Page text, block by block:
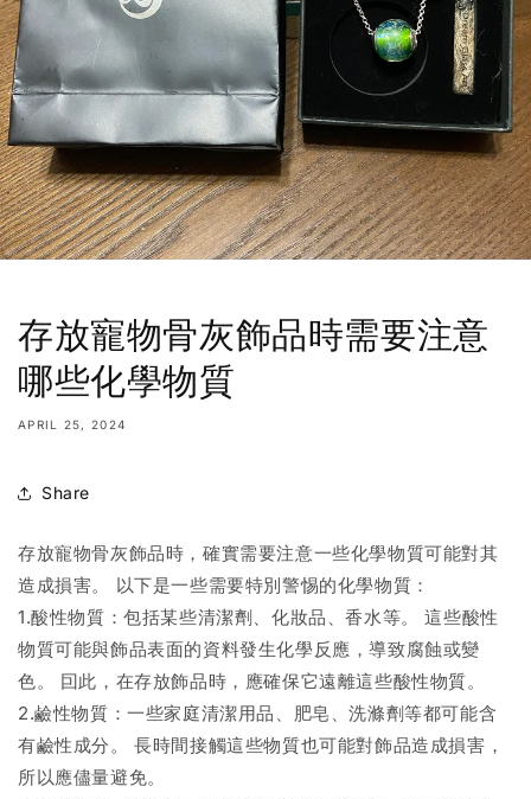
存放寵物骨灰飾品時需要注意
哪些化學物質
APRIL 25, 2024
Share
存放寵物骨灰飾品時，確實需要注意一些化學物質可能對其
造成損害。 以下是一些需要特別警惕的化學物質：
1.酸性物質：包括某些清潔劑、化妝品、香水等。 這些酸性
物質可能與飾品表面的資料發生化學反應，導致腐蝕或變
色。 囙此，在存放飾品時，應確保它遠離這些酸性物質。
2.鹼性物質：一些家庭清潔用品、肥皂、洗滌劑等都可能含
有鹼性成分。 長時間接觸這些物質也可能對飾品造成損害，
所以應儘量避免。